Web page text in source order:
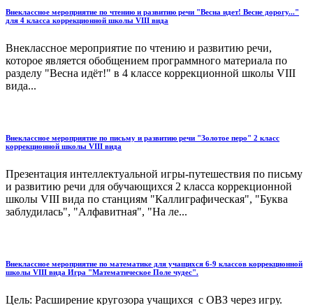
Внеклассное мероприятие по чтению и развитию речи "Весна идет! Весне дорогу..."
для 4 класса коррекционной школы VIII вида
Внеклассное мероприятие по чтению и развитию речи,
которое является обобщением программного материала по
разделу "Весна идёт!" в 4 классе коррекционной школы VIII
вида...
Внеклассное мероприятие по письму и развитию речи "Золотое перо" 2 класс
коррекционной школы VIII вида
Презентация интеллектуальной игры-путешествия по письму
и развитию речи для обучающихся 2 класса коррекционной
школы VIII вида по станциям "Каллиграфическая", "Буква
заблудилась", "Алфавитная", "На ле...
Внеклассное мероприятие по математике для учащихся 6-9 классов коррекционной
школы VIII вида Игра "Математическое Поле чудес".
Цель: Расширение кругозора учащихся с ОВЗ через игру.